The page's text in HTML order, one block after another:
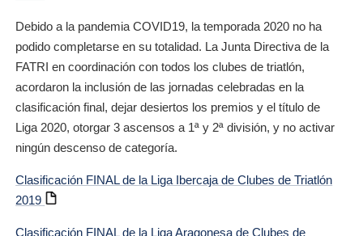
Debido a la pandemia COVID19, la temporada 2020 no ha
podido completarse en su totalidad. La Junta Directiva de la
FATRI en coordinación con todos los clubes de triatlón,
acordaron la inclusión de las jornadas celebradas en la
clasificación final, dejar desiertos los premios y el título de
Liga 2020, otorgar 3 ascensos a 1ª y 2ª división, y no activar
ningún descenso de categoría.
Clasificación FINAL de la Liga Ibercaja de Clubes de Triatlón
2019
Clasificación FINAL de la Liga Aragonesa de Clubes de